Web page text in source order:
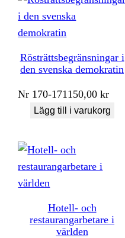
Rösträttsbegränsningar i
den svenska demokratin
Nr 170-171150,00kr
Lägg till i varukorg
Hotell- och
restaurangarbetare i
världen